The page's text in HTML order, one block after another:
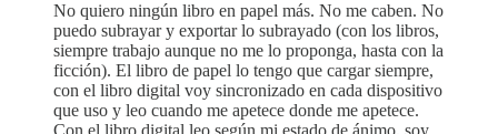
No quiero ningún libro en papel más. No me caben. No
puedo subrayar y exportar lo subrayado (con los libros,
siempre trabajo aunque no me lo proponga, hasta con la
ficción). El libro de papel lo tengo que cargar siempre,
con el libro digital voy sincronizado en cada dispositivo
que uso y leo cuando me apetece donde me apetece.